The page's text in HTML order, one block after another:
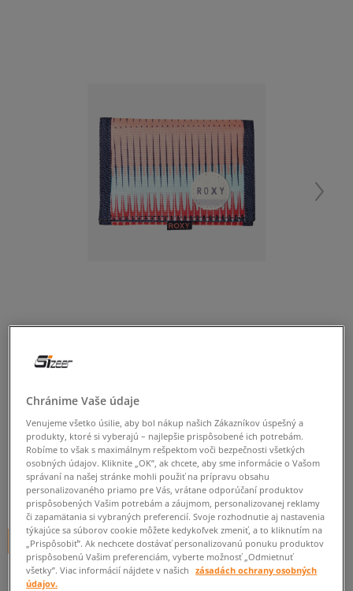
ROXY PEŇAŽENKA SMALL
BEACH
unisex, roxy
0.0 ( 0)
5€cena s DPH
+ 5 BODOV VSIZEERCLUBE
Chránime Vaše údaje
Venujeme všetko úsilie, aby bol nákup našich Zákazníkov úspešný a
produkty, ktoré si vyberajú – najlepšie prispôsobené ich potrebám.
Robíme to však s maximálnym rešpektom voči bezpečnosti všetkých
osobných údajov. Kliknite „OK”, ak chcete, aby sme informácie o Vašom
správaní na našej stránke mohli použiť na prípravu obsahu
personalizovaného priamo pre Vás, vrátane odporúčaní produktov
prispôsobených Vašim potrebám a záujmom, personalizovanej reklamy
či zapamätania si vybraných preferencií. Svoje rozhodnutie aj nastavenia
týkajúce sa súborov cookie môžete kedykoľvek zmeniť, a to kliknutím na
„Prispôsobiť”. Ak nechcete dostávať personalizovanú ponuku produktov
prispôsobenú Vašim preferenciám, vyberte možnosť „Odmietnuť
všetky”. Viac informácií nájdete v našich
zásadách ochrany osobných
údajov.